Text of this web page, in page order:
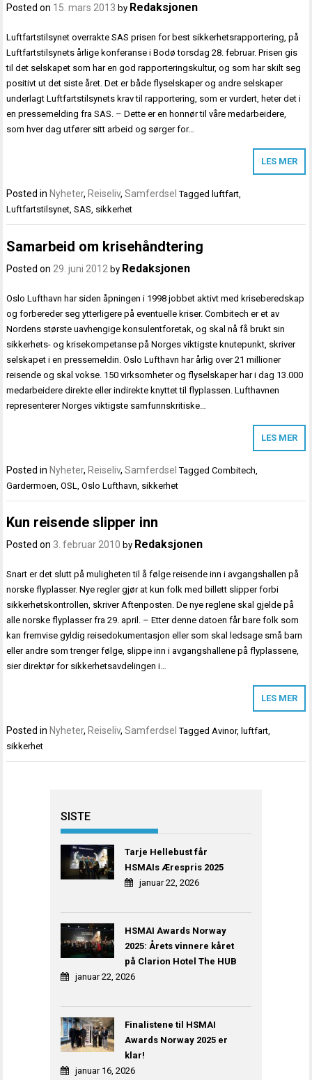
Posted on 15. mars 2013 by Redaksjonen
Luftfartstilsynet overrakte SAS prisen for best sikkerhetsrapportering, på
Luftfartstilsynets årlige konferanse i Bodø torsdag 28. februar. Prisen gis
til det selskapet som har en god rapporteringskultur, og som har skilt seg
positivt ut det siste året. Det er både flyselskaper og andre selskaper
underlagt Luftfartstilsynets krav til rapportering, som er vurdert, heter det i
en pressemelding fra SAS. – Dette er en honnør til våre medarbeidere,
som hver dag utfører sitt arbeid og sørger for…
LES MER
Posted in Nyheter, Reiseliv,Samferdsel Tagged luftfart,
Luftfartstilsynet,SAS, sikkerhet
Samarbeid om krisehåndtering
Posted on 29. juni 2012 by Redaksjonen
Oslo Lufthavn har siden åpningen i 1998 jobbet aktivt med kriseberedskap
og forbereder seg ytterligere på eventuelle kriser. Combitech er et av
Nordens største uavhengige konsulentforetak, og skal nå få brukt sin
sikkerhets- og krisekompetanse på Norges viktigste knutepunkt, skriver
selskapet i en pressemeldin. Oslo Lufthavn har årlig over 21 millioner
reisende og skal vokse. 150 virksomheter og flyselskaper har i dag 13.000
medarbeidere direkte eller indirekte knyttet til flyplassen. Lufthavnen
representerer Norges viktigste samfunnskritiske…
LES MER
Posted in Nyheter, Reiseliv,Samferdsel TaggedCombitech
Gardermoen ,OSL ,Oslo Lufthavn sikkerhet
Kun reisende slipper inn
Posted on 3. februar 2010 by Redaksjonen
Snart er det slutt på muligheten til å følge reisende inn i avgangshallen på
norske flyplasser. Nye regler gjør at kun folk med billett slipper forbi
sikkerhetskontrollen, skriver Aftenposten. De nye reglene skal gjelde på
alle norske flyplasser fra 29. april. – Etter denne datoen får bare folk som
kan fremvise gyldig reisedokumentasjon eller som skal ledsage små barn
eller andre som trenger følge, slippe inn i avgangshallene på flyplassene,
sier direktør for sikkerhetsavdelingen i…
LES MER
Posted in Nyheter, Reiseliv,Samferdsel TaggedAvinor, luftfart,
sikkerhet
SISTE
Tarje Hellebust får
HSMAIs Ærespris 2025
januar 22, 2026
HSMAI Awards Norway
2025: Årets vinnere kåret
på Clarion Hotel The HUB
januar 22, 2026
Finalistene til HSMAI
Awards Norway 2025 er
klar!
januar 16, 2026